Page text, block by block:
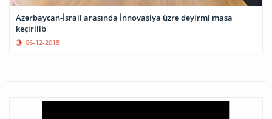
Azərbaycan-İsrail arasında İnnovasiya üzrə dəyirmi masa
keçirilib
06-12-2018